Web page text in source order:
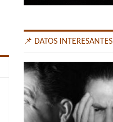
📌 DATOS INTERESANTES